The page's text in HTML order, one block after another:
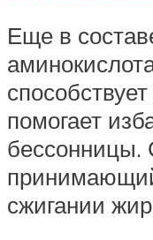
Еще в
помогает
бессонницы.
сжигании